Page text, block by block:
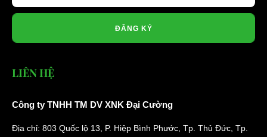
ĐĂNG KÝ
LIÊN HỆ
Công ty TNHH TM DV XNK Đại Cường
Địa chỉ: 803 Quốc lộ 13, P. Hiệp Bình Phước, Tp. Thủ Đức, Tp.